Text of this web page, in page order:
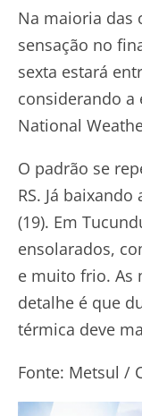
Na maioria das
sensação no
sexta estará
considerando a
National
O padrão se
RS. Já
(19). Em
ensolarados,
e muito frio. As
detalhe é que
térmica deve
Fonte: Metsul /